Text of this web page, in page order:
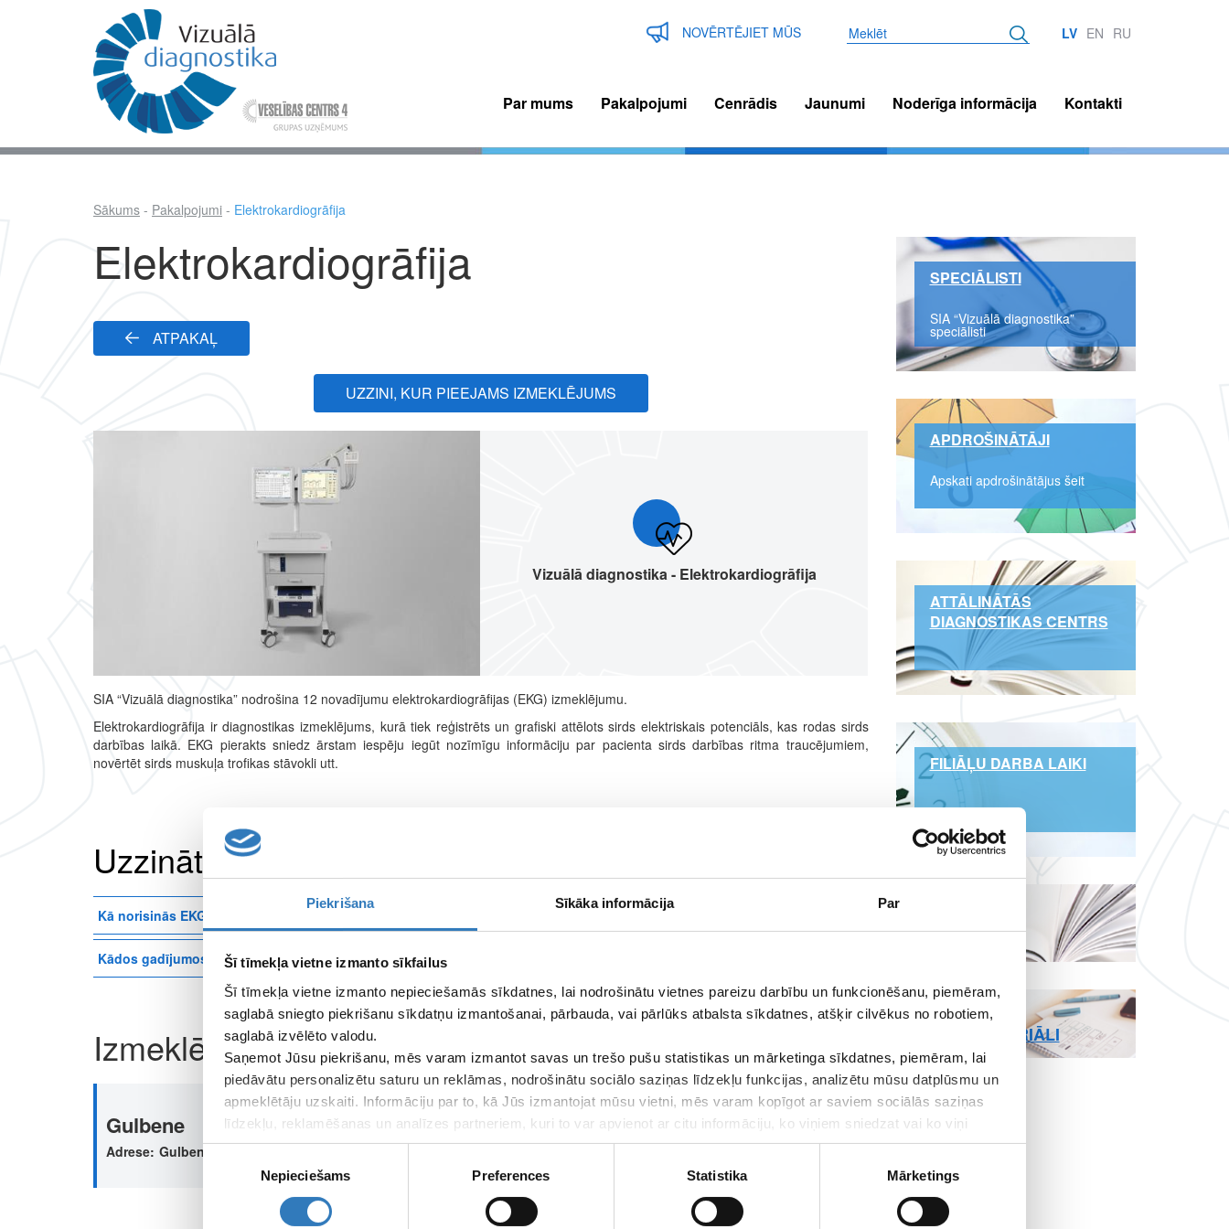
Piekrišana Sīkāka informācija Par
Šī tīmekļa vietne izmanto sīkfailus
Šī tīmekļa vietne izmanto nepieciešamās sīkdatnes, lai nodrošinātu vietnes pareizu darbību un funkcionēšanu, piemēram,
saglabā sniegto piekrišanu sīkdatņu izmantošanai, pārbauda, vai pārlūks atbalsta sīkdatnes, atšķir cilvēkus no robotiem,
saglabā izvēlēto valodu.
Saņemot Jūsu piekrišanu, mēs varam izmantot savas un trešo pušu statistikas un mārketinga sīkdatnes, piemēram, lai
piedāvātu personalizētu saturu un reklāmas, nodrošinātu sociālo saziņas līdzekļu funkcijas, analizētu mūsu datplūsmu un
apmeklētāju uzskaiti. Informāciju par to, kā Jūs izmantojat mūsu vietni, mēs varam kopīgot ar saviem sociālās saziņas
līdzekļu, reklamēšanas un analīzes partneriem, kuri to var apvienot ar citu informāciju, ko viņiem sniedzat vai ko viņi
apkopo, kad lietojat viņu pakalpojumus.
Piekrišanas
Nepieciešams Preferences Statistika Mārketings
LV EN RU
Meklēt
NOVĒRTĒJIET MŪS
navigation
Par mums Pakalpojumi Cenrādis Jaunumi Noderīga informācija Kontakti
Sākums Pakalpojumi Elektrokardiogrāfija
Elektrokardiogrāfija
ATPAKAĻ
UZZINI, KUR PIEEJAMS IZMEKLĒJUMS
Vizuālā diagnostika - Elektrokardiogrāfija
SIA “Vizuālā diagnostika” nodrošina 12 novadījumu elektrokardiogrāfijas (EKG) izmeklējumu.
Elektrokardiogrāfija ir diagnostikas izmeklējums, kurā tiek reģistrēts un grafiski attēlots sirds elektriskais potenciāls, kas rodas sirds
darbības laikā. EKG pierakts sniedz ārstam iespēju iegūt nozīmīgu informāciju par pacienta sirds darbības ritma traucējumiem,
novērtēt sirds muskuļa trofikas stāvokli utt.
Uzzināt vairāk
Kā norisinās EKG izmeklējums?
Kādos gadījumos pacientam būtu ieteicams veikt EKG izmeklējumu?
Izmeklējums pieejams filiālēs
Gulbene
Adrese Gulbene, Rīgas iela 49, LV-4401
SPECIĀLISTI
SIA “Vizuālā diagnostika”
speciālisti
APDROŠINĀTĀJI
Apskati apdrošinātājus šeit
ATTĀLINĀTĀS
DIAGNOSTIKAS CENTRS
FILIĀĻU DARBA LAIKI
REKVIZĪTI UN
MEDIJU MATERIĀLI